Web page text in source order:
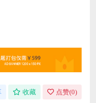
收藏 点赞(0)